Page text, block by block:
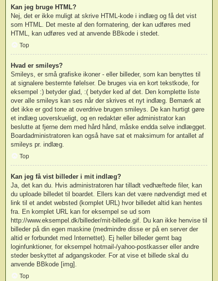
Kan jeg bruge HTML?
Nej, det er ikke muligt at skrive HTML-kode i indlæg og få det vist
som HTML. Det meste af den formatering, der kan udføres med
HTML, kan udføres ved at anvende BBkode i stedet.
Top
Hvad er smileys?
Smileys, er små grafiske ikoner - eller billeder, som kan benyttes til
at signalere bestemte følelser. De bruges via en kort tekstkode, for
eksempel :) betyder glad, :( betyder ked af det. Den komplette liste
over alle smileys kan ses når der skrives et nyt indlæg. Bemærk at
det ikke er god tone at overdrive brugen smileys. De kan hurtigt gøre
et indlæg uoverskueligt, og en redaktør eller administrator kan
beslutte at fjerne dem med hård hånd, måske endda selve indlægget.
Boardadministratoren kan også have sat et maksimum for antallet af
smileys pr. indlæg.
Top
Kan jeg få vist billeder i mit indlæg?
Ja, det kan du. Hvis administratoren har tilladt vedhæftede filer, kan
du uploade billedet til boardet. Ellers kan det være nødvendigt med et
link til et andet websted (komplet URL) hvor billedet altid kan hentes
fra. En komplet URL kan for eksempel se ud som
http://www.eksempel.dk/billeder/mit-billede.gif. Du kan ikke henvise til
billeder på din egen maskine (medmindre disse er på en server der
altid er forbundet med Internettet). Ej heller billeder gemt bag
loginfunktioner, for eksempel hotmail-/yahoo-postkasser eller andre
steder beskyttet af adgangskoder. For at vise et billede skal du
anvende BBkode [img].
Top